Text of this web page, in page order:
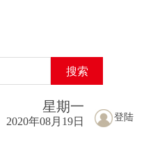
搜索
登陆
星期一
2020年08月19日